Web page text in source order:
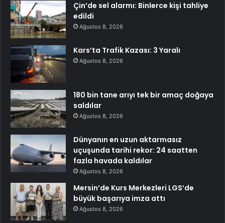
Çin’de sel alarmı: Binlerce kişi tahliye
edildi
Ağustos 8, 2026
Kars’ta Trafik Kazası: 3 Yaralı
Ağustos 8, 2026
180 bin tane arıyı tek bir amaç doğaya
saldılar
Ağustos 8, 2026
Dünyanın en uzun aktarmasız
uçuşunda tarihi rekor: 24 saatten
fazla havada kaldılar
Ağustos 8, 2026
Mersin’de Kurs Merkezleri LGS’de
büyük başarıya imza attı
Ağustos 8, 2026